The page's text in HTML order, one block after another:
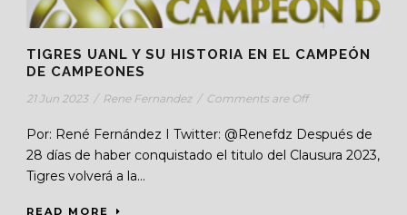
TIGRES UANL Y SU HISTORIA EN EL CAMPEÓN
DE CAMPEONES
21 Jun 2023 / Rene Fernandez / Comments are Off
Por: René Fernández I Twitter: @Renefdz Después de
28 días de haber conquistado el titulo del Clausura 2023,
Tigres volverá a la...
READ MORE